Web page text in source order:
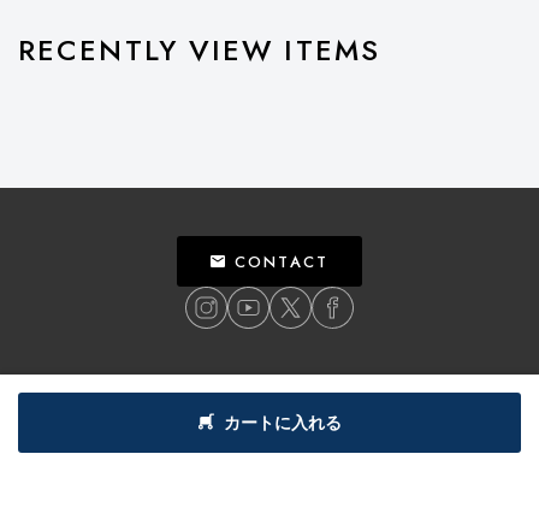
カートに入れる
RECENTLY VIEW ITEMS
CONTACT
特定商取引法による表記
利用規約
©2018 BILLY’S ENT